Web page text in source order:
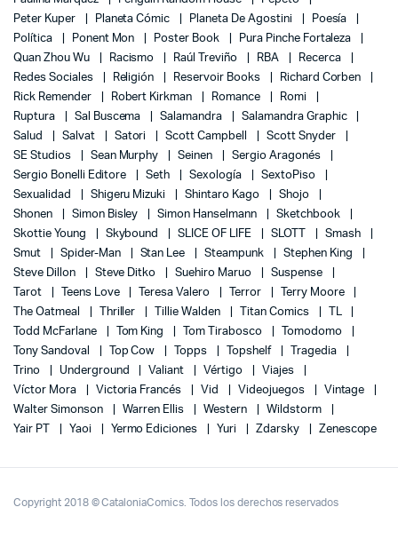
Peter Kuper
Planeta Cómic Planeta De Agostini
Poesía
Política
Ponent Mon Poster Book
Pura Pinche Fortaleza
Quan Zhou Wu
Racismo Raúl Treviño RBA
Recerca
Redes Sociales
Religión Reservoir Books
Richard Corben
Rick Remender
Robert Kirkman Romance
Romi
Ruptura
Sal Buscema Salamandra
Salamandra Graphic
Salud
Salvat Satori Scott Campbell
Scott Snyder
SE Studios
Sean Murphy Seinen
Sergio Aragonés
Sergio Bonelli Editore
Seth Sexología
SextoPiso
Sexualidad
Shigeru Mizuki Shintaro Kago
Shojo
Shonen
Simon Bisley Simon Hanselmann
Sketchbook
Skottie Young
Skybound SLICE OF LIFE SLOTT
Smash
Smut
Spider-Man Stan Lee Steampunk
Stephen King
Steve Dillon
Steve Ditko Suehiro Maruo
Suspense
Tarot
Teens Love Teresa Valero Terror
Terry Moore
The Oatmeal
Thriller Tillie Walden Titan Comics
Todd McFarlane
Tom King Tom Tirabosco
Tomodomo
Tony Sandoval
Top Cow Topps Topshelf
Tragedia
Trino
Underground Valiant Vértigo
Viajes
Víctor Mora
Victoria Francés Vid Videojuegos
Vintage
Walter Simonson
Warren Ellis Western
Wildstorm
Yair PT
Yaoi Yermo Ediciones Yuri Zdarsky Zenescope
Copyright 2018 © CataloniaComics. Todos los derechos reservados